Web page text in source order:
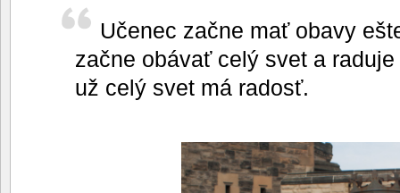
Učenec začne mať obavy
začne obávať celý svet a
už celý svet má radosť.